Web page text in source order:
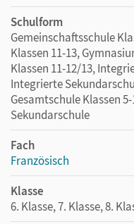
Schulform
Gemeinschaftsschule
Klassen 11-13,
Klassen 11-12/13,
Integrierte
Gesamtschule Klassen
Sekundarschule
Fach
Französisch
Klasse
6. Klasse, 7. Klasse, 8.